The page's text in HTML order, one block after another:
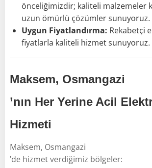
önceliğimizdir; kaliteli malzemeler
uzun ömürlü çözümler sunuyoruz.
Uygun Fiyatlandırma: Rekabetçi
fiyatlarla kaliteli hizmet sunuyoruz.
Maksem, Osmangazi
’nın Her Yerine Acil
Hizmeti
Maksem, Osmangazi
’de hizmet verdiğimiz bölgeler: